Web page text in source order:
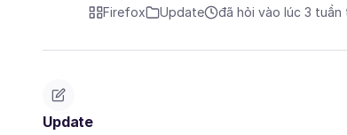
Firefox Update đã hỏi vào lúc 3 tuần
Update